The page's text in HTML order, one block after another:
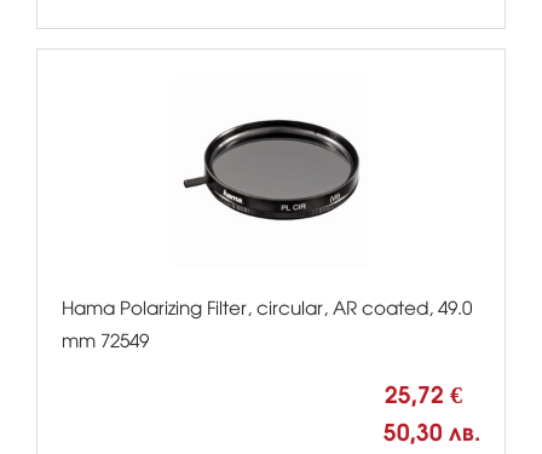
Hama Polarizing Filter, circular, AR coated, 49.0
mm 72549
25,72 €
50,30 лв.